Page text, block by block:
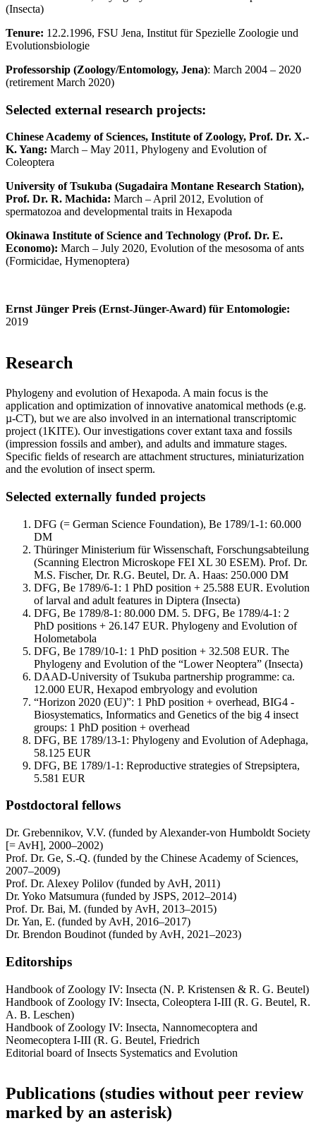
(Insecta)
Tenure: 12.2.1996, FSU Jena, Institut für Spezielle Zoologie und
Evolutionsbiologie
Professorship (Zoology/Entomology, Jena): March 2004 – 2020
(retirement March 2020)
Selected external research projects:
Chinese Academy of Sciences, Institute of Zoology, Prof. Dr. X.-
K. Yang: March – May 2011, Phylogeny and Evolution of
Coleoptera
University of Tsukuba (Sugadaira Montane Research Station),
Prof. Dr. R. Machida: March – April 2012, Evolution of
spermatozoa and developmental traits in Hexapoda
Okinawa Institute of Science and Technology (Prof. Dr. E.
Economo): March – July 2020, Evolution of the mesosoma of ants
(Formicidae, Hymenoptera)
Ernst Jünger Preis (Ernst-Jünger-Award) für Entomologie:
2019
Research
Phylogeny and evolution of Hexapoda. A main focus is the
application and optimization of innovative anatomical methods (e.g.
µ-CT), but we are also involved in an international transcriptomic
project (1KITE). Our investigations cover extant taxa and fossils
(impression fossils and amber), and adults and immature stages.
Specific fields of research are attachment structures, miniaturization
and the evolution of insect sperm.
Selected externally funded projects
DFG (= German Science Foundation), Be 1789/1-1: 60.000
DM
Thüringer Ministerium für Wissenschaft, Forschungsabteilung
(Scanning Electron Microskope FEI XL 30 ESEM). Prof. Dr.
M.S. Fischer, Dr. R.G. Beutel, Dr. A. Haas: 250.000 DM
DFG, Be 1789/6-1: 1 PhD position + 25.588 EUR. Evolution
of larval and adult features in Diptera (Insecta)
DFG, Be 1789/8-1: 80.000 DM. 5. DFG, Be 1789/4-1: 2
PhD positions + 26.147 EUR. Phylogeny and Evolution of
Holometabola
DFG, Be 1789/10-1: 1 PhD position + 32.508 EUR. The
Phylogeny and Evolution of the “Lower Neoptera” (Insecta)
DAAD-University of Tsukuba partnership programme: ca.
12.000 EUR, Hexapod embryology and evolution
“Horizon 2020 (EU)”: 1 PhD position + overhead, BIG4 -
Biosystematics, Informatics and Genetics of the big 4 insect
groups: 1 PhD position + overhead
DFG, BE 1789/13-1: Phylogeny and Evolution of Adephaga,
58.125 EUR
DFG, BE 1789/1-1: Reproductive strategies of Strepsiptera,
5.581 EUR
Postdoctoral fellows
Dr. Grebennikov, V.V. (funded by Alexander-von Humboldt Society
[= AvH], 2000–2002)
Prof. Dr. Ge, S.-Q. (funded by the Chinese Academy of Sciences,
2007–2009)
Prof. Dr. Alexey Polilov (funded by AvH, 2011)
Dr. Yoko Matsumura (funded by JSPS, 2012–2014)
Prof. Dr. Bai, M. (funded by AvH, 2013–2015)
Dr. Yan, E. (funded by AvH, 2016–2017)
Dr. Brendon Boudinot (funded by AvH, 2021–2023)
Editorships
Handbook of Zoology IV: Insecta (N. P. Kristensen & R. G. Beutel)
Handbook of Zoology IV: Insecta, Coleoptera I-III (R. G. Beutel, R.
A. B. Leschen)
Handbook of Zoology IV: Insecta, Nannomecoptera and
Neomecoptera I-III (R. G. Beutel, Friedrich
Editorial board of Insects Systematics and Evolution
Publications (studies without peer review
marked by an asterisk)​